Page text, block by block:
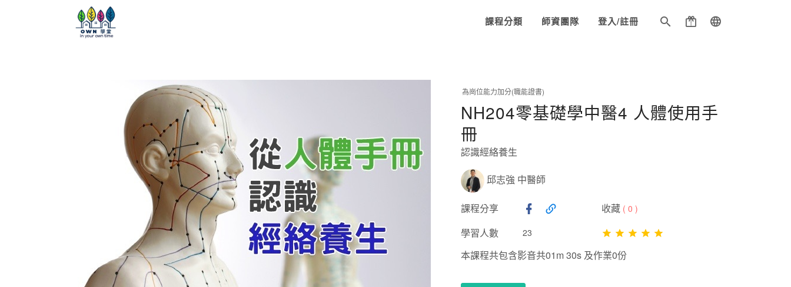
課程分類 師資團隊 登入/註冊
為崗位能力加分(職能證書)
NH204零基礎學中醫4 人體使用手
冊
認識經絡養生
邱志強 中醫師
課程分享 收藏 (0)
學習人數 23
本課程共包含影音共01m 30s 及作業0份